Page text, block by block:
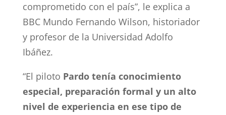
comprometido con el país”, le explica a
BBC Mundo Fernando Wilson, historiador
y profesor de la Universidad Adolfo
Ibáñez.
“El piloto Pardo tenía conocimiento
especial, preparación formal y un alto
nivel de experiencia en ese tipo de